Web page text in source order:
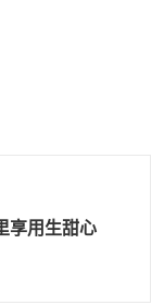
享用生甜心